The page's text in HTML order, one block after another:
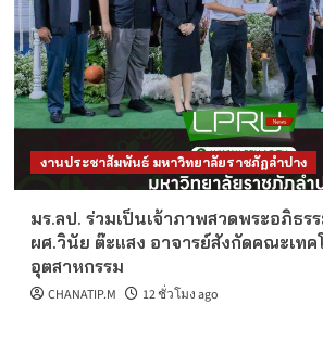
งานประชาสัมพันธ์ มหาวิทยาลัยราชภัฏลำปาง
มร.ลป. ร่วมเป็นเจ้าภาพสวดพระอภิธร
ผศ.วินัย ต๊ะแสง อาจารย์สังกัดคณะเทค
อุตสาหกรรม
CHANATIP.M 12 ชั่วโมง ago